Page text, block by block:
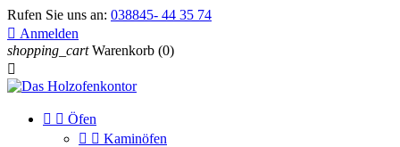
Rufen Sie uns an: 038845- 44 35 74
 Anmelden
shopping_cart Warenkorb (0)

  Öfen
  Kaminöfen